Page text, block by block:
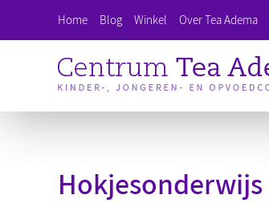
naar
Home Blog Winkel Over Tea Adema
Hokjesonderwijs